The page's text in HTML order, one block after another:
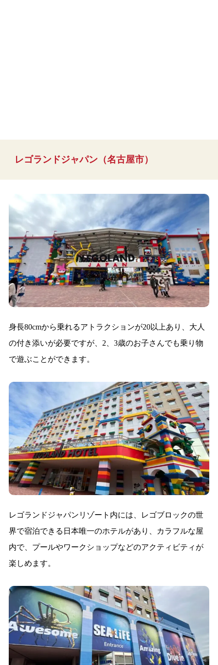
レゴランドジャパン（名古屋市）
身長80cmから乗れるアトラクションが20以上あり、大人
の付き添いが必要ですが、2、3歳のお子さんでも乗り物
で遊ぶことができます。
レゴランドジャパンリゾート内には、レゴブロックの世
界で宿泊できる日本唯一のホテルがあり、カラフルな屋
内で、プールやワークショップなどのアクティビティが
楽しめます。